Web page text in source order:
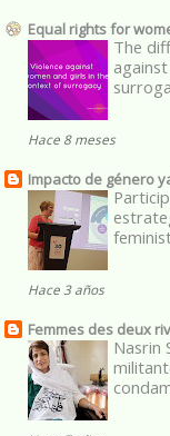
Equal rights for
The
Hace 8 meses
Impacto de género
Hace 3 años
Femmes des deux
Nasrin